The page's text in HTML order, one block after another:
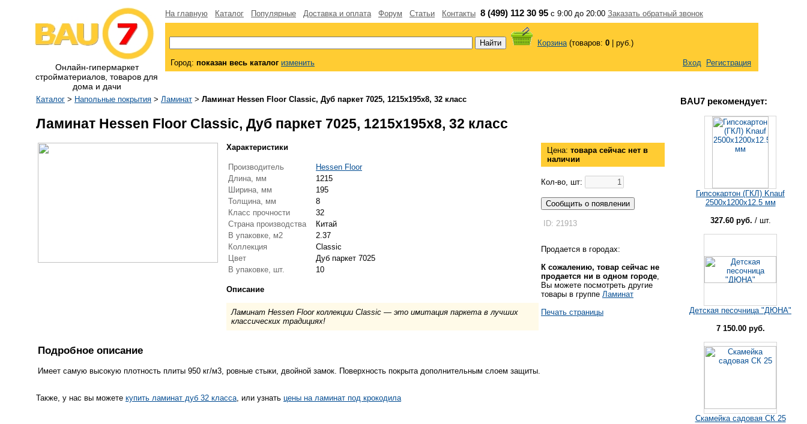
Онлайн-гипермаркет
стройматериалов, товаров для
дома и дачи
На главную Каталог Популярные Доставка и оплата Форум Статьи Контакты 8 (499) 112 30 95 с 9:00 до 20:00 Заказать обратный звонок
Корзина(товаров: 0 руб.)
Город: показан весь каталог изменить Вход Регистрация
Каталог > Напольные покрытия > Ламинат > Ламинат Hessen Floor Classic, Дуб паркет 7025, 1215x195x8, 32 класс
Ламинат Hessen Floor Classic, Дуб паркет 7025, 1215x195x8, 32 класс
Характеристики
Производитель
Hessen Floor
Длина, мм
1215
Ширина, мм
195
Толщина, мм
8
Класс прочности
32
Страна производства
Китай
В упаковке, м2
2.37
Коллекция
Classic
Цвет
Дуб паркет 7025
В упаковке, шт.
10
Описание
Ламинат Hessen Floor коллекции Classic — это имитация паркета в лучших
классических традициях!
Цена: товара сейчас нет в
наличии
Кол-во, шт:
Сообщить о появлении
ID: 21913
Продается в городах:
К сожалению, товар сейчас не
продается ни в одном городе,
Вы можете посмотреть другие
товары в группе Ламинат
Печать страницы
Подробное описание
Имеет самую высокую плотность плиты 950 кг/м3, ровные стыки, двойной замок. Поверхность покрыта дополнительным слоем защиты.
Также, у нас вы можете купить ламинат дуб 32 класса, или узнать цены на ламинат под крокодила
BAU7 рекомендует:
Гипсокартон (ГКЛ) Knauf
2500х1200х12.5 мм
327.60 руб. / шт.
Детская песочница "ДЮНА"
7 150.00 руб.
Скамейка садовая СК 25